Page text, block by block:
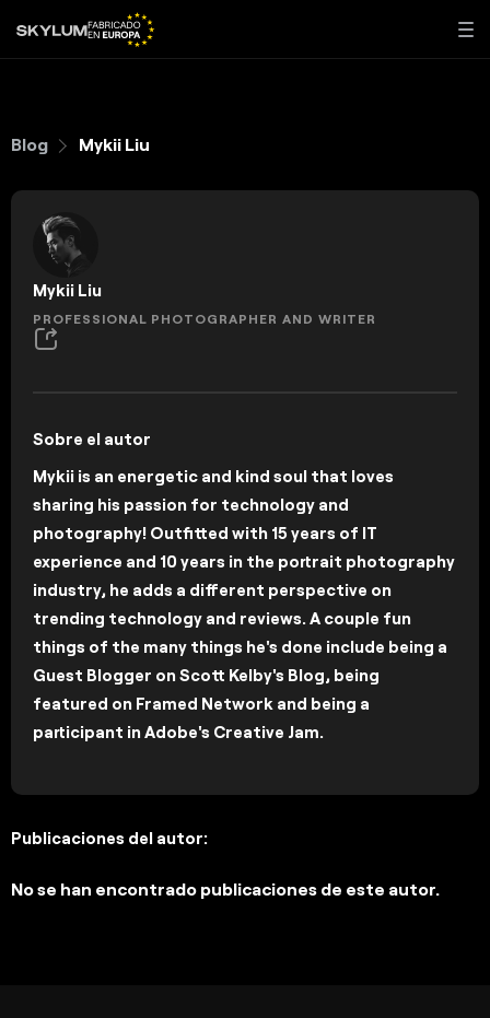
Blog Mykii Liu
Mykii Liu
PROFESSIONAL PHOTOGRAPHER AND WRITER
Sobre el autor
Mykii is an energetic and kind soul that loves
sharing his passion for technology and
photography! Outfitted with 15 years of IT
experience and 10 years in the portrait photography
industry, he adds a different perspective on
trending technology and reviews. A couple fun
things of the many things he's done include being a
Guest Blogger on Scott Kelby's Blog, being
featured on Framed Network and being a
participant in Adobe's Creative Jam.
Publicaciones del autor:
No se han encontrado publicaciones de este autor.